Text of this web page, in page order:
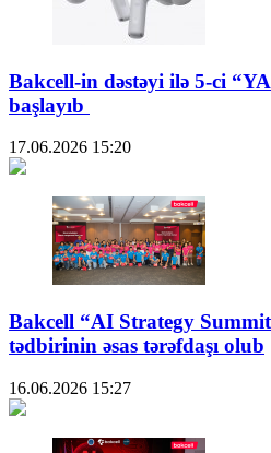
Bakcell-in dəstəyi ilə 5-ci
başlayıb
17.06.2026 15:20
Bakcell “AI Strategy
tədbirinin əsas tərəfdaşı olub
16.06.2026 15:27